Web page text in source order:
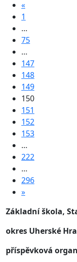
«
1
…
75
…
147
148
149
150
151
152
153
…
222
…
296
»
Základní škola,
okres Uherské
příspěvková